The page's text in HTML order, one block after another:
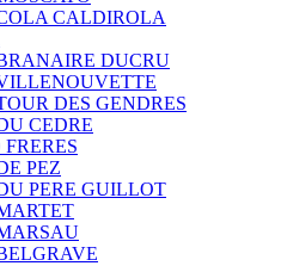
CALDIROLA
DUCRU
DES GENDRES
CEDRE
PEZ
PERE GUILLOT